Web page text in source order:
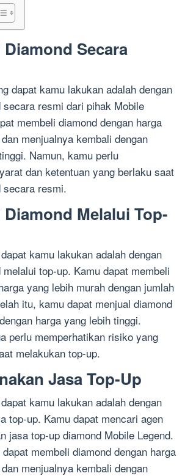
Secara
dapat kamu lakukan adalah dengan
secara resmi dari pihak Mobile
membeli diamond dengan harga
menjualnya kembali dengan
Namun, kamu perlu
dan ketentuan yang berlaku saat
secara resmi.
Melalui Top-
kamu lakukan adalah dengan
top-up. Kamu dapat membeli
yang lebih murah dengan jumlah
itu, kamu dapat menjual diamond
harga yang lebih tinggi.
perlu memperhatikan risiko yang
melakukan top-up.
Jasa Top-Up
kamu lakukan adalah dengan
top-up. Kamu dapat mencari agen
jasa top-up diamond Mobile Legend.
membeli diamond dengan harga
menjualnya kembali dengan